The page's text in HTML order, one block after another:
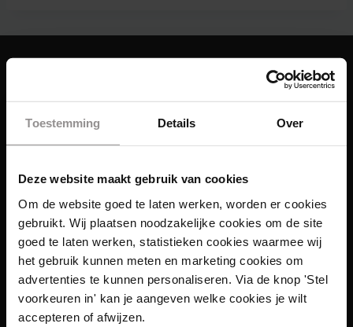
Toestemming Details Over
Deze website maakt gebruik van cookies
Om de website goed te laten werken, worden er cookies
gebruikt. Wij plaatsen noodzakelijke cookies om de site
goed te laten werken, statistieken cookies waarmee wij
het gebruik kunnen meten en marketing cookies om
advertenties te kunnen personaliseren. Via de knop 'Stel
voorkeuren in' kan je aangeven welke cookies je wilt
accepteren of afwijzen.